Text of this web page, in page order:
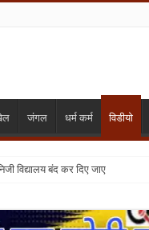
जंगल धर्म कर्म विडीयो
विद्यालय बंद कर दिए जाए